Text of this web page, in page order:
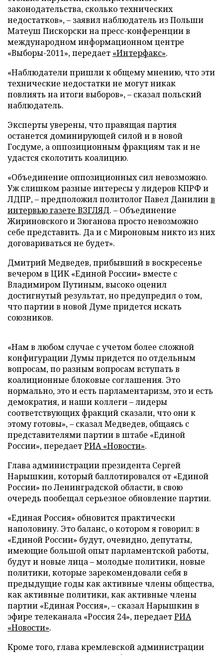
законодательства, сколько технических
недостатков», – заявил наблюдатель из Польши
Матеуш Пискорски на пресс-конференции в
международном информационном центре
«Выборы-2011», передает «Интерфакс».
«Наблюдатели пришли к общему мнению, что эти
технические недостатки не могут никак
повлиять на итоги выборов», – сказал польский
наблюдатель.
Эксперты уверены, что правящая партия
останется доминирующей силой и в новой
Госдуме, а оппозиционным фракциям так и не
удастся сколотить коалицию.
«Объединение оппозиционных сил невозможно.
Уж слишком разные интересы у лидеров КПРФ и
ЛДПР, – предположил политолог Павел Данилин в
интервью газете ВЗГЛЯД. – Объединение
Жириновского и Зюганова просто невозможно
себе представить. Да и с Мироновым никто из них
договариваться не будет».
Дмитрий Медведев, прибывший в воскресенье
вечером в ЦИК «Единой России» вместе с
Владимиром Путиным, высоко оценил
достигнутый результат, но предупредил о том,
что партии в новой Думе придется искать
союзников.
«Нам в любом случае с учетом более сложной
конфигурации Думы придется по отдельным
вопросам, по разным вопросам вступать в
коалиционные блоковые соглашения. Это
нормально, это и есть парламентаризм, это и есть
демократия, и наши коллеги – лидеры
соответствующих фракций сказали, что они к
этому готовы», – сказал Медведев, общаясь с
представителями партии в штабе «Единой
России», передаетРИА «Новости».
Глава администрации президента Сергей
Нарышкин, который баллотировался от «Единой
России» по Ленинградской области, в свою
очередь пообещал серьезное обновление партии.
«Единая Россия» обновится практически
наполовину. Это баланс, о котором я говорил: в
«Единой России» будут, очевидно, депутаты,
имеющие большой опыт парламентской работы,
будут и новые лица – молодые политики, новые
политики, которые зарекомендовали себя в
предыдущие годы как активные члены общества,
как активные политики, как активные члены
партии «Единая Россия», – сказал Нарышкин в
эфире телеканала «Россия 24», передаетРИА
«Новости».
Кроме того, глава кремлевской администрации